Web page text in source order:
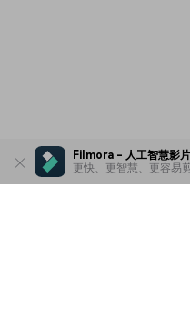
Filmora - 人工智慧影
更快、更智慧、更容易